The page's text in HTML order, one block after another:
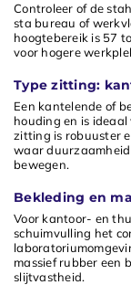
Controleer of de
sta bureau of
hoogtebereik is 57
voor hogere
Type zitting:
Een kantelende of
houding en is
zitting is robuuster
waar
bewegen.
Bekleding en
Voor kantoor- en
schuimvulling het
massief rubber een
slijtvastheid.